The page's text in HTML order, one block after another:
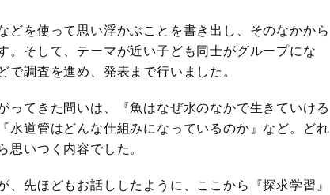
どを使って思い浮かぶことを書き出し、そのなかから
。そして、テーマが近い子ども同士がグループにな
で調査を進め、発表まで行いました。
ってきた問いは、『魚はなぜ水のなかで生きていける
水道管はどんな仕組みになっているのか』など。どれ
思いつく内容でした。
、先ほどもお話ししたように、ここから『探求学習』